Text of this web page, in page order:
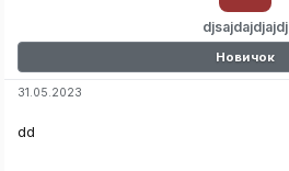
djsajdajdjajdj
Новичок
31.05.2023
dd